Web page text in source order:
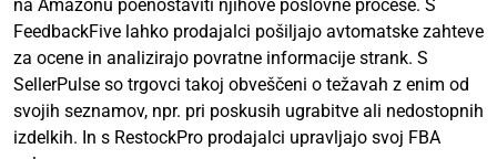
na Amazonu poenostaviti njihove poslovne procese. S
FeedbackFive lahko prodajalci pošiljajo avtomatske zahteve
za ocene in analizirajo povratne informacije strank. S
SellerPulse so trgovci takoj obveščeni o težavah z enim od
svojih seznamov, npr. pri poskusih ugrabitve ali nedostopnih
izdelkih. In s RestockPro prodajalci upravljajo svoj FBA